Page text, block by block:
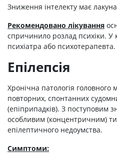
Зниження інтелекту має
Рекомендовано лікування
спричинило розлад психіки. У
психіатра або психотерапевта.
Епілепсія
Хронічна патологія головного
повторних, спонтанних
(епіприпадків). З поступовим
особливим (концентричним)
епілептичного недоумства.
Симптоми: